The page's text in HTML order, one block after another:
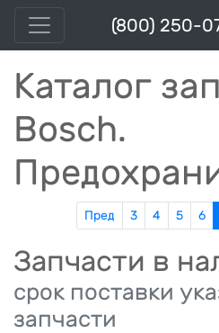
(800) 250-
Каталог
Bosch.
Пред 3 4 5 6
Запчасти в
срок поставки
запчасти